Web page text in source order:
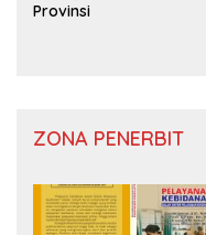
Provinsi
ZONA PENERBIT